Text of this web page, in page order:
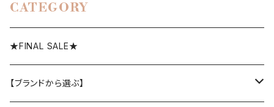
CATEGORY
★FINAL SALE★
【ブランドから選ぶ】